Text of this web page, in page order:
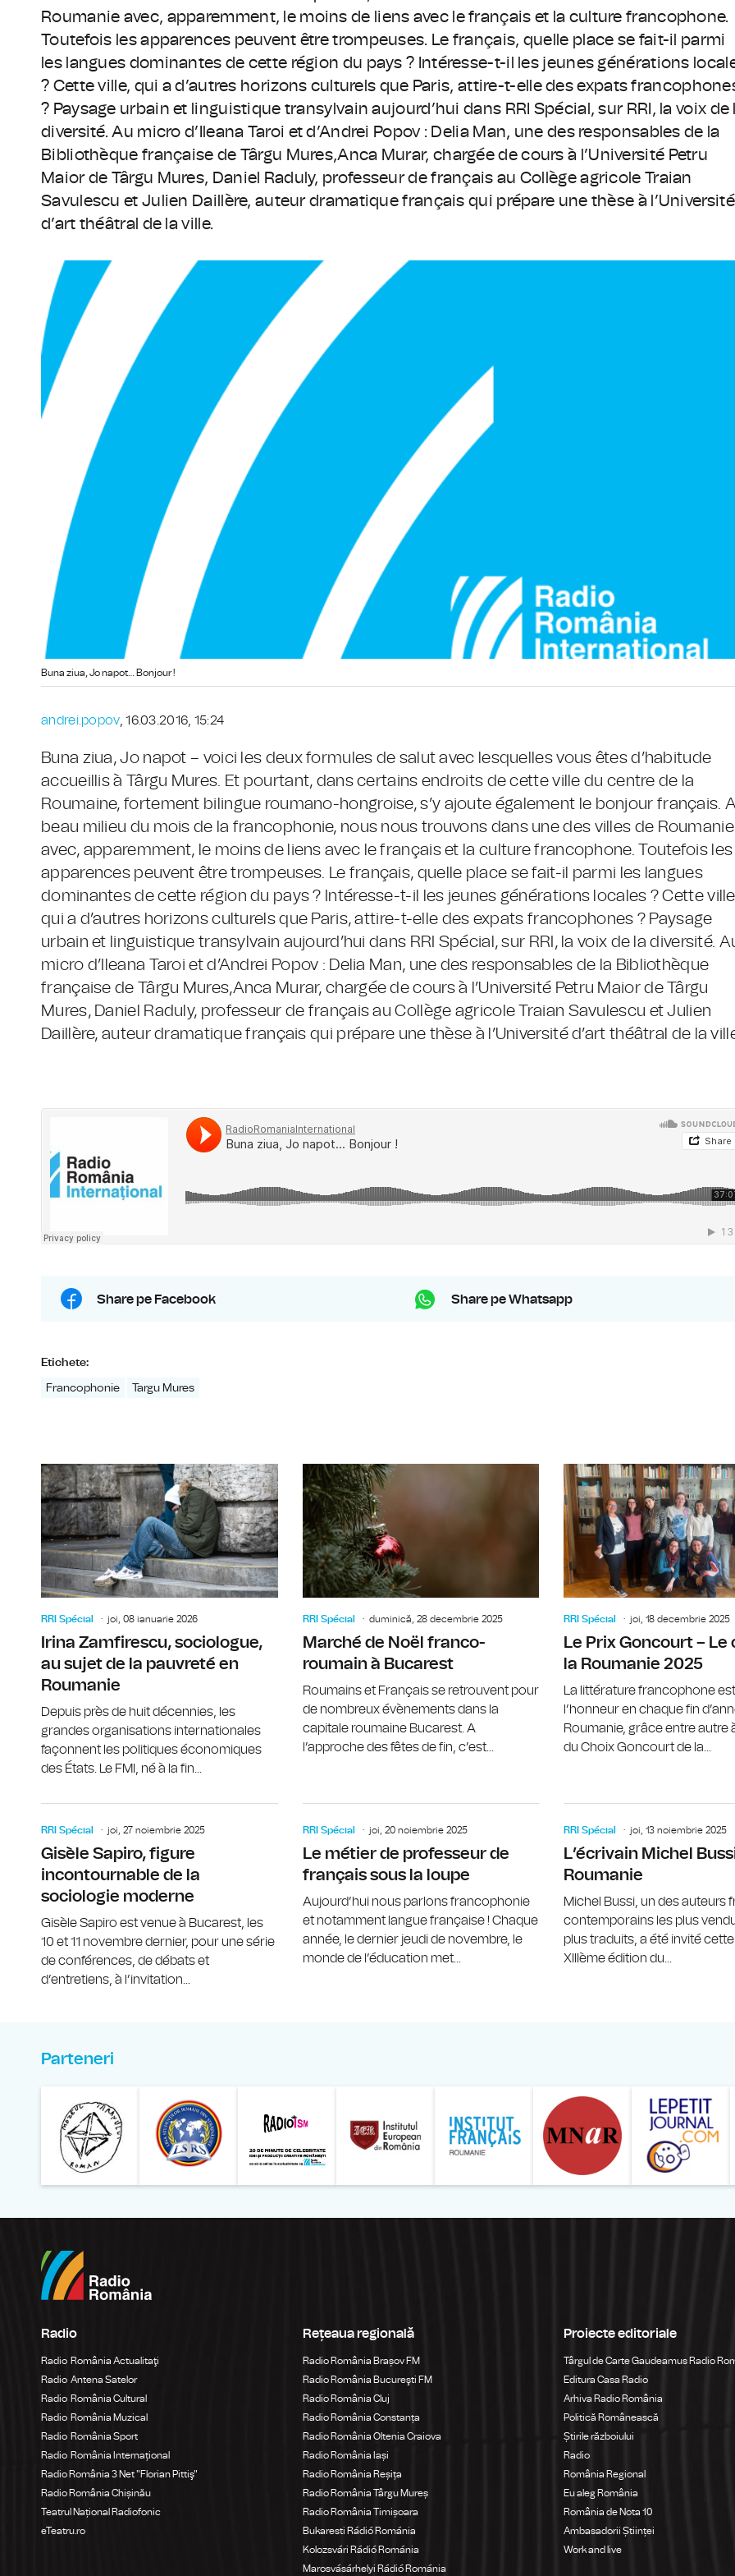
Roumanie avec, apparemment, le moins de liens avec le français et la culture francophone.
Toutefois les apparences peuvent être trompeuses. Le français, quelle place se fait-il parmi
les langues dominantes de cette région du pays ? Intéresse-t-il les jeunes générations
? Cette ville, qui a d’autres horizons culturels que Paris, attire-t-elle des expats
? Paysage urbain et linguistique transylvain aujourd’hui dans RRI Spécial, sur RRI, la voix de
diversité. Au micro d’Ileana Taroi et d’Andrei Popov : Delia Man, une des responsables de la
Bibliothèque française de Târgu Mures,Anca Murar, chargée de cours à l’Université Petru
Maior de Târgu Mures, Daniel Raduly, professeur de français au Collège agricole Traian
Savulescu et Julien Daillère, auteur dramatique français qui prépare une thèse à l’Université
d’art théâtral de la ville.
Buna ziua, Jo napot… Bonjour !
andrei.popov, 16.03.2016, 15:24
Buna ziua, Jo napot – voici les deux formules de salut avec lesquelles vous êtes d’habitude
accueillis à Târgu Mures. Et pourtant, dans certains endroits de cette ville du centre de la
Roumaine, fortement bilingue roumano-hongroise, s’y ajoute également le bonjour français.
beau milieu du mois de la francophonie, nous nous trouvons dans une des villes de Roumanie
avec, apparemment, le moins de liens avec le français et la culture francophone. Toutefois les
apparences peuvent être trompeuses. Le français, quelle place se fait-il parmi les langues
dominantes de cette région du pays ? Intéresse-t-il les jeunes générations locales ? Cette
qui a d’autres horizons culturels que Paris, attire-t-elle des expats francophones ? Paysage
urbain et linguistique transylvain aujourd’hui dans RRI Spécial, sur RRI, la voix de la diversité.
micro d’Ileana Taroi et d’Andrei Popov : Delia Man, une des responsables de la Bibliothèque
française de Târgu Mures,Anca Murar, chargée de cours à l’Université Petru Maior de Târgu
Mures, Daniel Raduly, professeur de français au Collège agricole Traian Savulescu et Julien
Daillère, auteur dramatique français qui prépare une thèse à l’Université d’art théâtral de la
Share pe Facebook Share pe Whatsapp
Etichete:
Francophonie Targu Mures
RRI Spécial joi, 08 ianuarie 2026
Irina Zamfirescu, sociologue,
au sujet de la pauvreté en
Roumanie
Depuis près de huit décennies, les
grandes organisations internationales
façonnent les politiques économiques
des États. Le FMI, né à la fin...
Irina Zamfirescu, sociologue, au
RRI Spécial duminică, 28 decembrie 2025
Marché de Noël franco-
roumain à Bucarest
Roumains et Français se retrouvent pour
de nombreux évènements dans la
capitale roumaine Bucarest. A
l’approche des fêtes de fin, c’est...
RRI Spécial joi, 18 decembrie 2025
Le Prix Goncourt – Le
la Roumanie 2025
La littérature francophone
l’honneur en chaque fin
Roumanie, grâce entre autre
du Choix Goncourt de la...
RRI Spécial joi, 27 noiembrie 2025
Gisèle Sapiro, figure
incontournable de la
sociologie moderne
Gisèle Sapiro est venue à Bucarest, les
10 et 11 novembre dernier, pour une série
de conférences, de débats et
d’entretiens, à l’invitation...
RRI Spécial joi, 20 noiembrie 2025
Le métier de professeur de
français sous la loupe
Aujourd’hui nous parlons francophonie
et notamment langue française ! Chaque
année, le dernier jeudi de novembre, le
monde de l’éducation met...
RRI Spécial joi, 13 noiembrie 2025
L’écrivain Michel
Roumanie
Michel Bussi, un des auteurs
contemporains les plus
plus traduits, a été invité
XIIIème édition du...
Parteneri
Liga Studentilor Romani din Strainatate - LSRS
Modernism | The Leading Romanian Art Magazine
Institului European din România
Institutul
Radio
Radio România Actualitaţi
Radio Antena Satelor
Radio România Cultural
Radio România Muzical
Radio România Sport
Radio România Internațional
Radio România 3 Net "Florian Pittiş"
Radio România Chișinău
Teatrul Național Radiofonic
eTeatru.ro
Rețeaua regională
Radio România Brașov FM
Radio România Bucureşti FM
Radio România Cluj
Radio România Constanța
Radio România Oltenia Craiova
Radio România Iași
Radio România Reșița
Radio România Târgu Mureș
Radio România Timișoara
Bukaresti Rádió Románia
Kolozsvári Rádió Románia
Marosvásárhelyi Rádió Románia
Proiecte editoriale
Târgul de Carte Gaudeamus Radio
Editura Casa Radio
Arhiva Radio România
Politică Românească
Știrile războiului
Radio
România Regional
Eu aleg România
România de Nota 10
Ambasadorii Științei
Work and live